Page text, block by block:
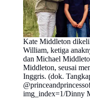
Kate Middleton
William, ketiga
dan Michael
Middleton, seusai
Inggris. (dok.
img_index=1/Dinny